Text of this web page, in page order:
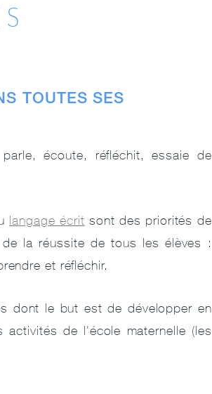
TOUTES SES
écoute, réfléchit, essaie de
langage écrit sont des priorités de
de la réussite de tous les élèves :
et réfléchir.
dont le but est de développer en
de l'école maternelle (les